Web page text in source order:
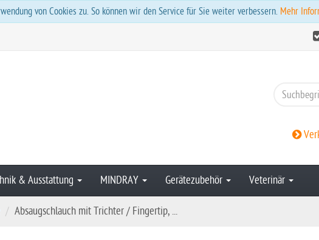
von Cookies zu. So können wir den Service für Sie weiter verbessern. Mehr
& Ausstattung MINDRAY Gerätezubehör Veterinär
Absaugschlauch mit Trichter / Fingertip, ...